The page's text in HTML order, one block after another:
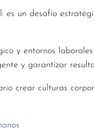
es un desafío
y entornos
y garantizar
crear culturas